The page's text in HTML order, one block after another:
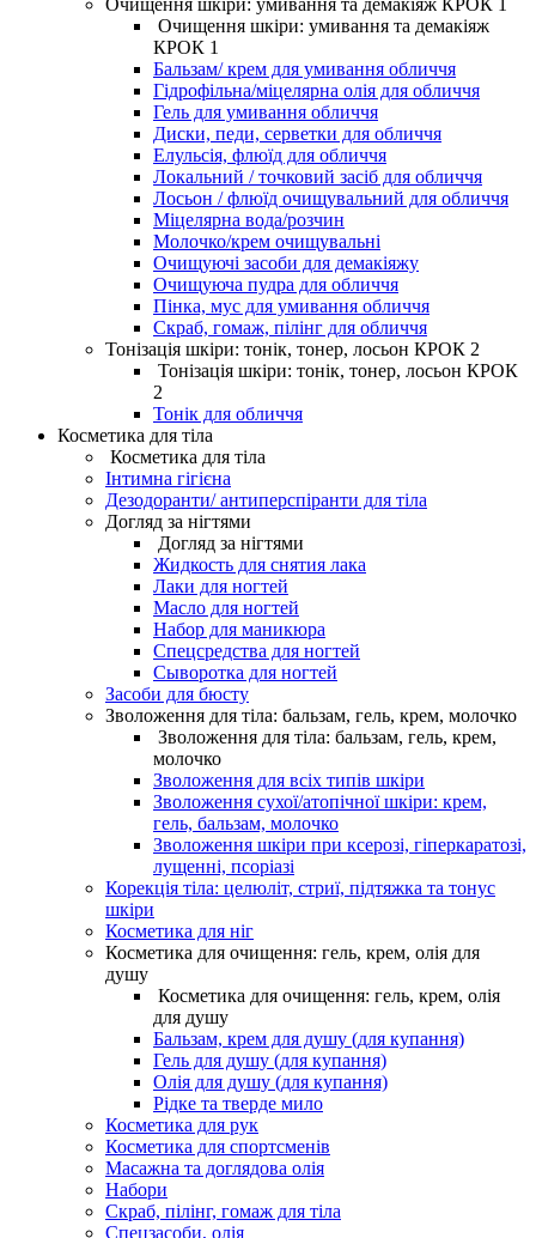
Очищення шкіри: умивання та демакіяж
КРОК 1
Бальзам/ крем для умивання обличчя
Гідрофільна/міцелярна олія для обличчя
Гель для умивання обличчя
Диски, педи, серветки для обличчя
Елульсія, флюїд для обличчя
Локальний / точковий засіб для обличчя
Лосьон / флюїд очищувальний для обличчя
Міцелярна вода/розчин
Молочко/крем очищувальні
Очищуючі засоби для демакіяжу
Очищуюча пудра для обличчя
Пінка, мус для умивання обличчя
Скраб, гомаж, пілінг для обличчя
Тонізація шкіри: тонік, тонер, лосьон КРОК 2
Тонізація шкіри: тонік, тонер, лосьон КРОК
2
Тонік для обличчя
Косметика для тіла
Косметика для тіла
Інтимна гігієна
Дезодоранти/ антиперспіранти для тіла
Догляд за нігтями
Догляд за нігтями
Жидкость для снятия лака
Лаки для ногтей
Масло для ногтей
Набор для маникюра
Спецсредства для ногтей
Сыворотка для ногтей
Засоби для бюсту
Зволоження для тіла: бальзам, гель, крем, молочко
Зволоження для тіла: бальзам, гель, крем,
молочко
Зволоження для всіх типів шкіри
Зволоження сухої/атопічної шкіри: крем,
гель, бальзам, молочко
Зволоження шкіри при ксерозі, гіперкаратозі,
лущенні, псоріазі
Корекція тіла: целюліт, стриї, підтяжка та тонус
шкіри
Косметика для ніг
Косметика для очищення: гель, крем, олія для
душу
Косметика для очищення: гель, крем, олія
для душу
Бальзам, крем для душу (для купання)
Гель для душу (для купання)
Олія для душу (для купання)
Рідке та тверде мило
Косметика для рук
Косметика для спортсменів
Масажна та доглядова олія
Набори
Скраб, пілінг, гомаж для тіла
Спецзасоби, олія